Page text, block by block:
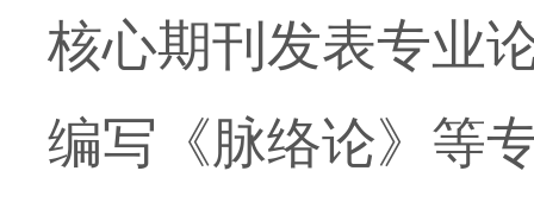
核心期刊发表专业
编写《脉络论》等